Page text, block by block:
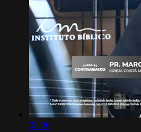
03:26